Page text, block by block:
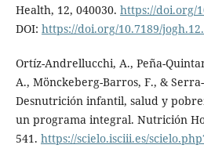
Health, 12, 040030. https://doi.org/
DOI: https://doi.org/10.7189/
Ortíz-Andrellucchi, A., Peña-
A., Mönckeberg-Barros, F., &
Desnutrición infantil, salud y
un programa integral. Nutrición
541. https://scielo.isciii.es/